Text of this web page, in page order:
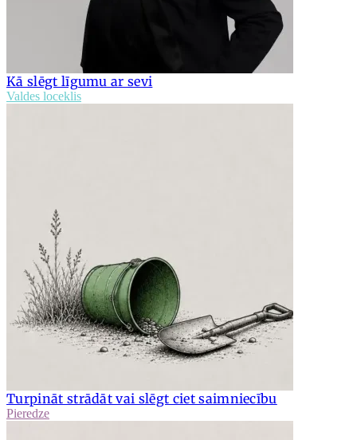
Kā slēgt līgumu ar sevi
Valdes loceklis
Turpināt strādāt vai slēgt ciet saimniecību
Pieredze